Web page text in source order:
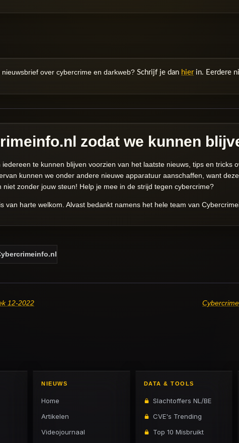
over cybercrime en darkweb? Schrijf je dan hierin. Eerdere
zodat we kunnen
te kunnen blijven voorzien van het laatste nieuws, tips en tricks
kunnen we onder andere nieuwe apparatuur aanschaffen, want
niet zonder jouw steun! Help je mee in de strijd tegen cybercrime?
van harte welkom. Alvast bedankt namens het hele team van
12-2022
NIEUWS
Home
Artikelen
Videojournaal
DATA & TOOLS
Slachtoffers NL/BE
CVE's Trending
Top 10 Misbruikt